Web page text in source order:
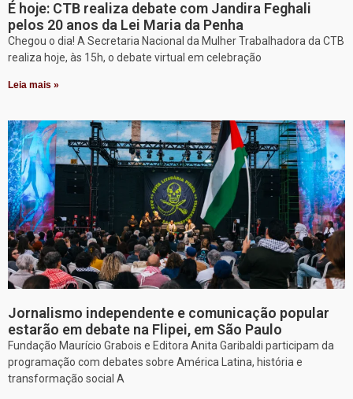
É hoje: CTB realiza debate com Jandira Feghali
pelos 20 anos da Lei Maria da Penha
Chegou o dia! A Secretaria Nacional da Mulher Trabalhadora da CTB
realiza hoje, às 15h, o debate virtual em celebração
Leia mais »
Jornalismo independente e comunicação popular
estarão em debate na Flipei, em São Paulo
Fundação Maurício Grabois e Editora Anita Garibaldi participam da
programação com debates sobre América Latina, história e
transformação social A